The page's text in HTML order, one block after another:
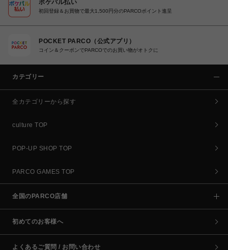
ポケパル払い
初回登録＆お買物で最大1,500円分のPARCOポイント進呈
POCKET PARCO（公式アプリ）
コイン＆クーポンでPARCOでのお買い物がオトクに
カテゴリー
全カテゴリーから探す
culture TOP
POP-UP SHOP TOP
PARCO GAMES TOP
全国のPARCO店舗
初めてのお客様へ
よくあるご質問 / お問い合わせ